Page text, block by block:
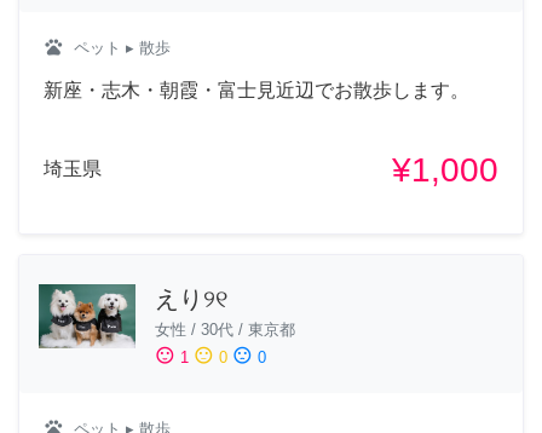
pets ペット ▸ 散歩
新座・志木・朝霞・富士見近辺でお散歩します。
埼玉県 ¥1,000
えり୨୧
女性 / 30代 / 東京都
sentiment_satisfied 1 sentiment_neutral 0 sentiment_dissatisfied 0
pets ペット ▸ 散歩